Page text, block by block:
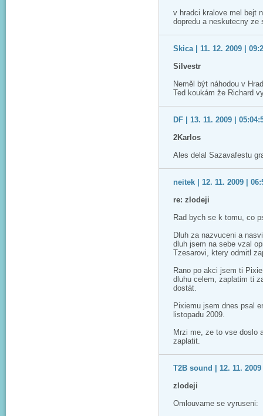
v hradci kralove mel bejt
dopredu a neskutecny
Skica | 11. 12. 2009 |
Silvestr
Neměl být náhodou v
Ted koukám že Richard
DF | 13. 11. 2009 |
2Karlos
Ales delal Sazavafestu
neitek | 12. 11. 2009 |
re: zlodeji
Rad bych se k tomu, co
Dluh za nazvuceni a
dluh jsem na sebe vzal
Tzesarovi, ktery odmitl
Rano po akci jsem ti
dluhu celem, zaplatim ti
dostát.
Pixiemu jsem dnes psal
listopadu 2009.
Mrzi me, ze to vse doslo
zaplatit.
T2B sound | 12. 11. 2009
zlodeji
Omlouvame se vyruseni: